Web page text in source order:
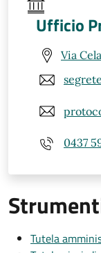
Ufficio
Via
0437
Tutela